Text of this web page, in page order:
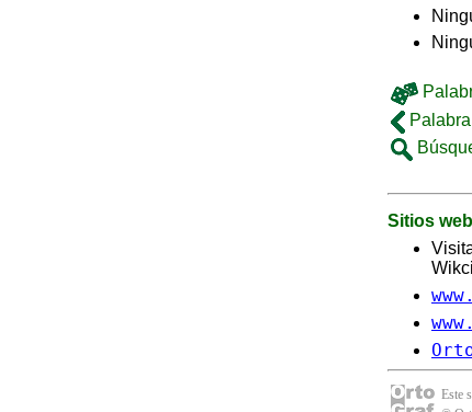
Sitios
Este